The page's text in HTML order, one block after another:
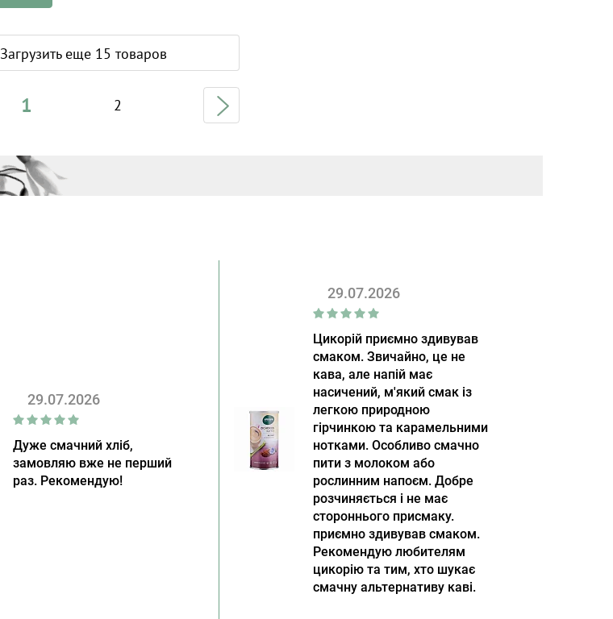
Загрузить еще 15 товаров
1 2
29.07.2026
Дуже смачний хліб,
замовляю вже не перший
раз. Рекомендую!
29.07.2026
Цикорій приємно здивував
смаком. Звичайно, це не
кава, але напій має
насичений, м'який смак із
легкою природною
гірчинкою та карамельними
нотками. Особливо смачно
пити з молоком або
рослинним напоєм. Добре
розчиняється і не має
стороннього присмаку.
приємно здивував смаком.
Рекомендую любителям
цикорію та тим, хто шукає
смачну альтернативу каві.